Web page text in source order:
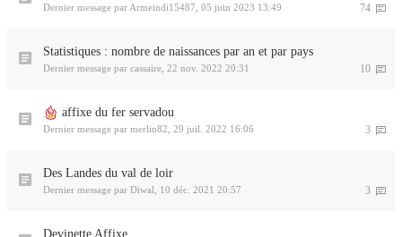
74
Dernier message par Armeindi15487 05 juin 2023 13:49
Statistiques : nombre de naissances par an et par pays
10
Dernier message par cassaire 22 nov. 2022 20:31
affixe du fer servadou
3
Dernier message par merlin82 29 juil. 2022 16:06
Des Landes du val de loir
3
Dernier message par Diwal 10 déc. 2021 20:57
Devinette Affixe